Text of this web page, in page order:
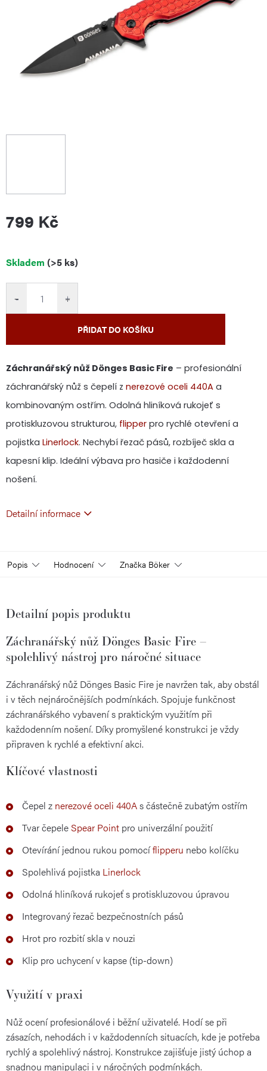
799 Kč
Měrná
Skladem (>5 ks)
+
−
PŘIDAT DO KOŠÍKU
Záchranářský nůž Dönges Basic Fire – profesionální
záchranářský nůž s čepelí z nerezové oceli 440A a
kombinovaným ostřím. Odolná hliníková rukojeť s
protiskluzovou strukturou, flipper pro rychlé otevření a
pojistka Linerlock. Nechybí řezač pásů, rozbíječ skla a
kapesní klip. Ideální výbava pro hasiče i každodenní
nošení.
Detailní informace
Popis Hodnocení Značka Böker
Detailní popis produktu
Záchranářský nůž Dönges Basic Fire –
spolehlivý nástroj pro náročné situace
Záchranářský nůž Dönges Basic Fire je navržen tak, aby obstál
i v těch nejnáročnějších podmínkách. Spojuje funkčnost
záchranářského vybavení s praktickým využitím při
každodenním nošení. Díky promyšlené konstrukci je vždy
připraven k rychlé a efektivní akci.
Klíčové vlastnosti
Čepel z nerezové oceli 440As částečně zubatým ostřím
Tvar čepele Spear Point pro univerzální použití
Otevírání jednou rukou pomocíflipperu nebo kolíčku
Spolehlivá pojistka Linerlock
Odolná hliníková rukojeť s protiskluzovou úpravou
Integrovaný řezač bezpečnostních pásů
Hrot pro rozbití skla v nouzi
Klip pro uchycení v kapse (tip-down)
Využití v praxi
Nůž ocení profesionálové i běžní uživatelé. Hodí se při
zásazích, nehodách i v každodenních situacích, kde je potřeba
rychlý a spolehlivý nástroj. Konstrukce zajišťuje jistý úchop a
snadnou manipulaci i v náročných podmínkách.